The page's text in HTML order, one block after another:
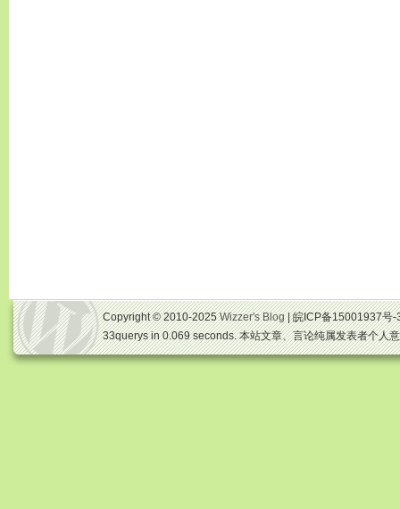
Copyright © 2010-2025Wizzer's Blog| 皖ICP备15001937号
33querys in 0.069 seconds. 本站文章、言论纯属发表者个人